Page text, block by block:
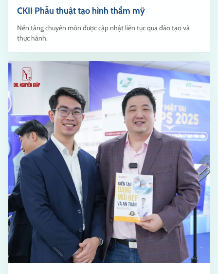
CKII Phẫu thuật tạo hình thẩm mỹ
Nền tảng chuyên môn được cập nhật liên tục qua đào tạo và
thực hành.